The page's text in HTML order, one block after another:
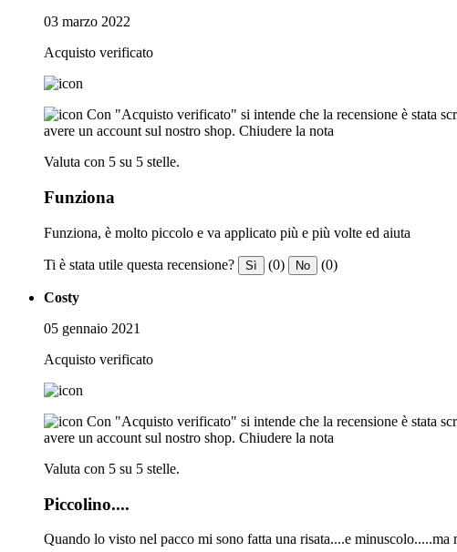
03 marzo 2022
Acquisto verificato
Con "Acquisto verificato" si intende che la recensione è stata
avere un account sul nostro shop. Chiudere la nota
Valuta con 5 su 5 stelle.
Funziona
Funziona, è molto piccolo e va applicato più e più volte ed aiuta
Ti è stata utile questa recensione? Sì (0) No (0)
Costy
05 gennaio 2021
Acquisto verificato
Con "Acquisto verificato" si intende che la recensione è stata
avere un account sul nostro shop. Chiudere la nota
Valuta con 5 su 5 stelle.
Piccolino....
Quando lo visto nel pacco mi sono fatta una risata....e minuscolo.....ma